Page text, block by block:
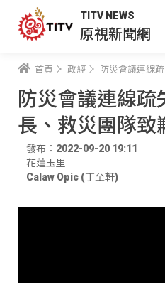
TITV NEWS
原視新聞網
首頁 政經 防災會議連線疏
防災會議連線疏
長、救災團隊致
發布：2022-09-20 19:11
花蓮玉里
Calaw Opic (丁至軒)